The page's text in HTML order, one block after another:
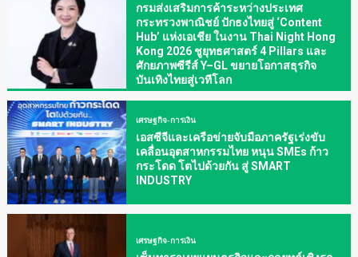
กรมส่งเสริมการค้าระหว่างประเทศ
กระทรวงพาณิชย์ ปักธงไทยสู่ ‘Content
Hub’ แห่งเอเชีย ในงาน Thai Night Hong
Kong 2026 ชูยุทธศาสตร์ 4 Pillars และ
ศักยภาพซีรีส์ Y–GL ขยายโอกาสธุรกิจ
บันเทิงไทยสู่เวทีโลก
เศรษฐกิจ-การเงิน
เอสซีจีและเครือข่ายจับมือภาครัฐเร่งขับ
เคลื่อนอุตสาหกรรมไทย หนุน SMEs ก้าว
กระโดด โตไปด้วยกัน สู่ SMART
INDUSTRY
เศรษฐกิจ-การเงิน